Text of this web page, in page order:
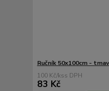
Ručník 50x100cm -
100 Kč/ks
83 Kč